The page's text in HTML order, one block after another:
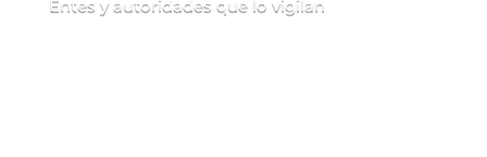
Entes y autoridades que lo vigilan